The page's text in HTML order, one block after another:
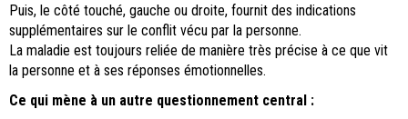
Puis, le côté touché, gauche ou droite, fournit des indications
supplémentaires sur le conflit vécu par la personne.
La maladie est toujours reliée de manière très précise à ce que vit
la personne et à ses réponses émotionnelles.
Ce qui mène à un autre questionnement central :